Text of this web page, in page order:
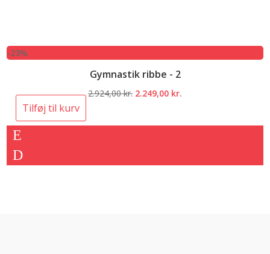
-23%
Gymnastik ribbe - 2
2.924,00kr. Den
2.249,00 kr.
Tilføj til kurv